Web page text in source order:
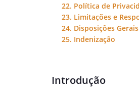
22. Política de
23. Limitações e
24. Disposições Gerais
25. Indenização
Introdução